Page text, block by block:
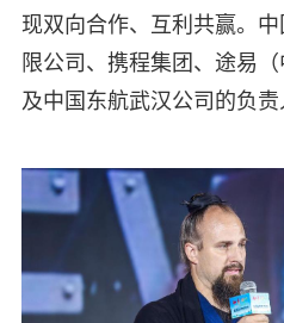
现双向合作、互利共赢。
限公司、携程集团、途易
及中国东航武汉公司的负责